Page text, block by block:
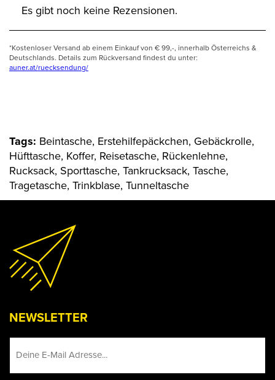
Es gibt noch keine Rezensionen.
*Kostenloser Versand ab einem Einkauf von € 99,-, innerhalb Österreichs &
Deutschlands. Details zum Rückversand findest du unter:
auner.at/ruecksendung/
Tags: Beintasche, Erstehilfepäckchen, Gebäckrolle,
Hüfttasche, Koffer, Reisetasche, Rückenlehne,
Rucksack, Sporttasche, Tankrucksack, Tasche,
Tragetasche, Trinkblase, Tunneltasche
NEWSLETTER